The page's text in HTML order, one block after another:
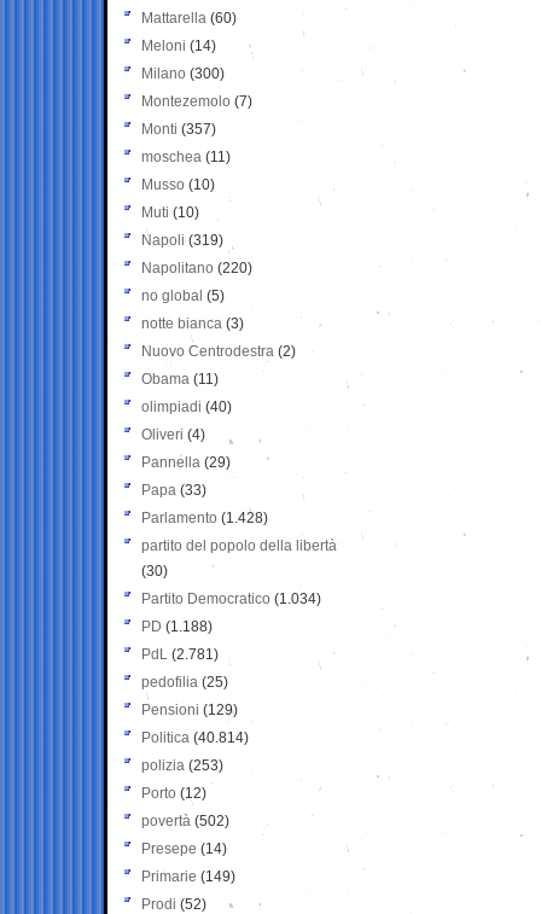
Mattarella (60)
Meloni (14)
Milano (300)
Montezemolo (7)
Monti (357)
moschea (11)
Musso (10)
Muti (10)
Napoli (319)
Napolitano (220)
no global (5)
notte bianca (3)
Nuovo Centrodestra (2)
Obama (11)
olimpiadi (40)
Oliveri (4)
Pannella (29)
Papa (33)
Parlamento (1.428)
partito del popolo della libertà
(30)
Partito Democratico (1.034)
PD (1.188)
PdL (2.781)
pedofilia (25)
Pensioni (129)
Politica (40.814)
polizia (253)
Porto (12)
povertà (502)
Presepe (14)
Primarie (149)
Prodi (52)